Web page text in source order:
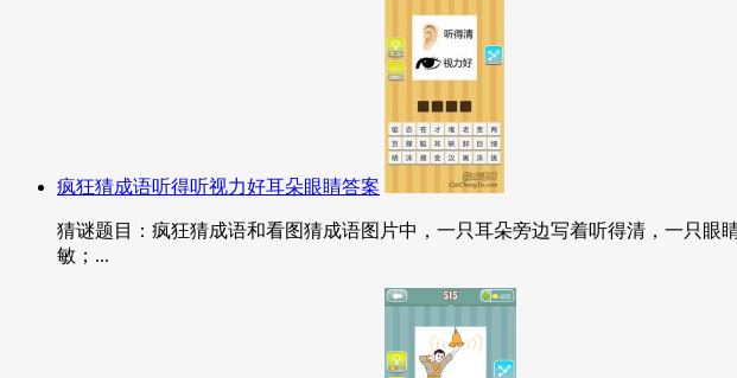
疯狂猜成语听得听视力好耳朵眼睛答案
猜谜题目：疯狂猜成语和看图猜成语图片中，一只耳朵旁边写着听得清，一只
敏；...